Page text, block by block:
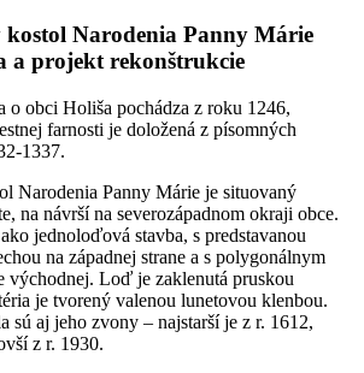
Narodenia Panny Márie
a projekt rekonštrukcie
o obci Holiša pochádza z roku 1246,
farnosti je doložená z písomných
1337.
Narodenia Panny Márie je situovaný
na návrší na severozápadnom okraji obce.
jednoloďová stavba, s predstavanou
na západnej strane a s polygonálnym
východnej. Loď je zaklenutá pruskou
je tvorený valenou lunetovou klenbou.
sú aj jeho zvony – najstarší je z r. 1612,
z r. 1930.